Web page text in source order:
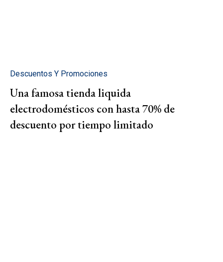
Descuentos Y Promociones
Una famosa tienda liquida
electrodomésticos con hasta 70% de
descuento por tiempo limitado